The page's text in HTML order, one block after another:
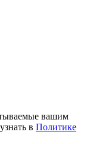
вашим
в Политике